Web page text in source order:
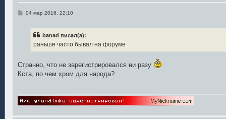
С04 мар 2016, 22:10
banad писал(а):
раньше часто бывал на форуме
Странно, что не зарегистрировался ни разу
Кста, по чем хром для народа?